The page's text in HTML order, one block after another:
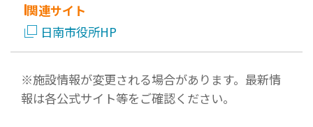
関連サイト
日南市役所HP
※施設情報が変更される場合があります。最新情
報は各公式サイト等をご確認ください。